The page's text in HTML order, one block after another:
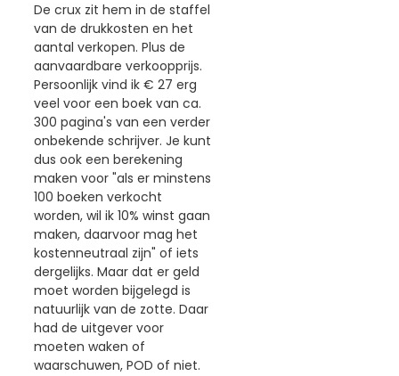
De crux zit hem in de staffel
van de drukkosten en het
aantal verkopen. Plus de
aanvaardbare verkoopprijs.
Persoonlijk vind ik € 27 erg
veel voor een boek van ca.
300 pagina's van een verder
onbekende schrijver. Je kunt
dus ook een berekening
maken voor "als er minstens
100 boeken verkocht
worden, wil ik 10% winst gaan
maken, daarvoor mag het
kostenneutraal zijn" of iets
dergelijks. Maar dat er geld
moet worden bijgelegd is
natuurlijk van de zotte. Daar
had de uitgever voor
moeten waken of
waarschuwen, POD of niet.